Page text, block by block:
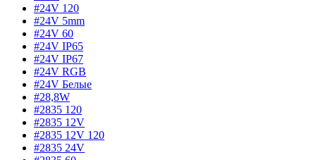
#24V 120
#24V 5mm
#24V 60
#24V IP65
#24V IP67
#24V RGB
#24V Белые
#28,8W
#2835 120
#2835 12V
#2835 12V 120
#2835 24V